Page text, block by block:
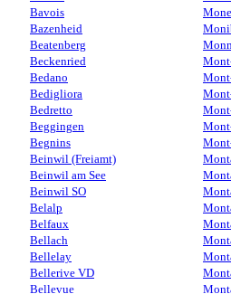
Bavois
Bazenheid
Beatenberg
Beckenried
Bedano
Bedigliora
Bedretto
Beggingen
Begnins
Beinwil (Freiamt)
Beinwil am See
Beinwil SO
Belalp
Belfaux
Bellach
Bellelay
Bellerive VD
Bellevue